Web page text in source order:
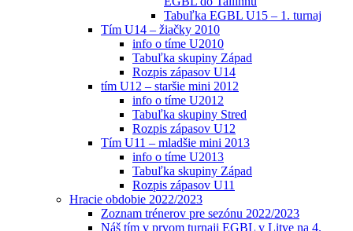
Tabuľka EGBL U15 – 1. turnaj
Tím U14 – žiačky 2010
info o tíme U2010
Tabuľka skupiny Západ
Rozpis zápasov U14
tím U12 – staršie mini 2012
info o tíme U2012
Tabuľka skupiny Stred
Rozpis zápasov U12
Tím U11 – mladšie mini 2013
info o tíme U2013
Tabuľka skupiny Západ
Rozpis zápasov U11
Hracie obdobie 2022/2023
Zoznam trénerov pre sezónu 2022/2023
Náš tím v prvom turnaji EGBL v Litve na 4.